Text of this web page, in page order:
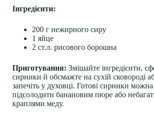
Інгредієнти:
200 г нежирного сиру
1 яйце
2 ст.л. рисового борошна
Приготування: Змішайте інгредієнти,
сирники й обсмажте на сухій сковороді
запечіть у духовці. Готові сирники
підсолодити банановим пюре або
краплями меду.